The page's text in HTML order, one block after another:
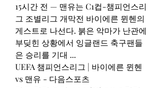
15시간 전 — 맨유는 C1컵-챔피언스리
그 조별리그 개막전 바이에른 뮌헨의
게스트로 나선다. 붉은 악마가 난관에
부딪힌 상황에서 잉글랜드 축구팬들
은 승리를 기대 ...
UEFA 챔피언스리그 | 바이에른 뮌헨
vs 맨유 - 다음스포츠